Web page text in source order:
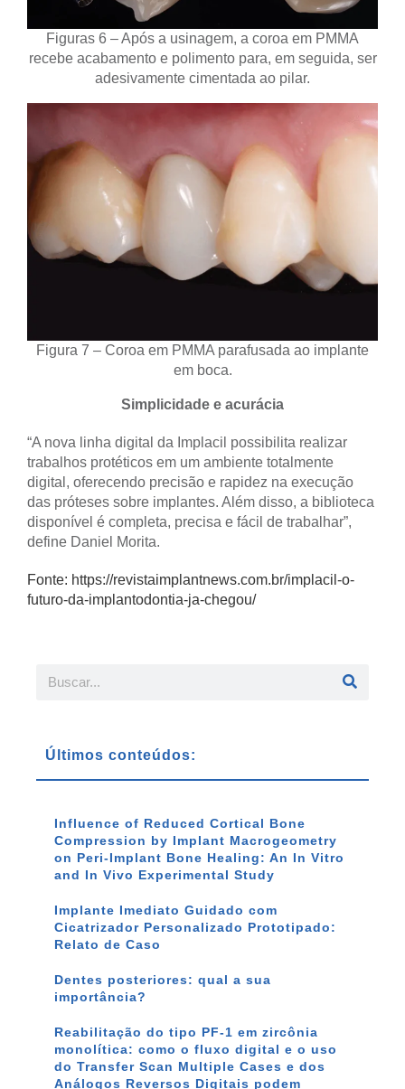
Figuras 6 – Após a usinagem, a coroa em PMMA
recebe acabamento e polimento para, em seguida, ser
adesivamente cimentada ao pilar.
Figura 7 – Coroa em PMMA parafusada ao implante
em boca.
Simplicidade e acurácia
“A nova linha digital da Implacil possibilita realizar
trabalhos protéticos em um ambiente totalmente
digital, oferecendo precisão e rapidez na execução
das próteses sobre implantes. Além disso, a biblioteca
disponível é completa, precisa e fácil de trabalhar”,
define Daniel Morita.
Fonte: https://revistaimplantnews.com.br/implacil-o-
futuro-da-implantodontia-ja-chegou/
Últimos conteúdos:
Influence of Reduced Cortical Bone
Compression by Implant Macrogeometry
on Peri-Implant Bone Healing: An In Vitro
and In Vivo Experimental Study
Implante Imediato Guidado com
Cicatrizador Personalizado Prototipado:
Relato de Caso
Dentes posteriores: qual a sua
importância?
Reabilitação do tipo PF-1 em zircônia
monolítica: como o fluxo digital e o uso
do Transfer Scan Multiple Cases e dos
Análogos Reversos Digitais podem